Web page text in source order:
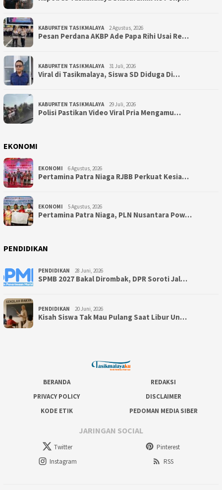
KABUPATEN TASIKMALAYA 2 Agustus, 2026
Pesan Perdana AKBP Ade Papa Rihi Usai Re…
KABUPATEN TASIKMALAYA 31 Juli, 2026
Viral di Tasikmalaya, Siswa SD Diduga Di…
KABUPATEN TASIKMALAYA 29 Juli, 2026
Polisi Pastikan Video Viral Pria Mengamu…
EKONOMI
EKONOMI 6 Agustus, 2026
Pertamina Patra Niaga RJBB Perkuat Kesia…
EKONOMI 5 Agustus, 2026
Pertamina Patra Niaga, PLN Nusantara Pow…
PENDIDIKAN
PENDIDIKAN 28 Juni, 2026
SPMB 2027 Bakal Dirombak, DPR Soroti Jal…
PENDIDIKAN 20 Juni, 2026
Kisah Siswa Tak Mau Pulang Saat Libur Un…
BERANDA
REDAKSI
PRIVACY POLICY
DISCLAIMER
KODE ETIK
PEDOMAN MEDIA SIBER
JARINGAN SOCIAL
Twitter
Pinterest
Instagram
RSS